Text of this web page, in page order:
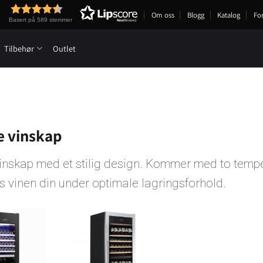
Basert på 589 stemmer Om oss Blogg Katalog
Tilbehør Outlet
vinskap
med et stilig design. Kommer med to
vinen din under optimale lagringsforhold.